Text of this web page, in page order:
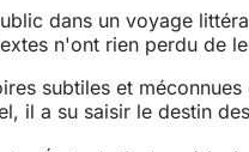
dans un voyage
n'ont rien perdu de
subtiles et
il a su saisir le destin